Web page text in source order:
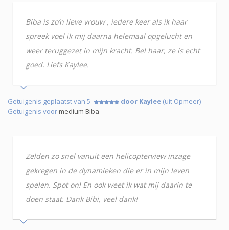
Biba is zo’n lieve vrouw , iedere keer als ik haar
spreek voel ik mij daarna helemaal opgelucht en
weer teruggezet in mijn kracht. Bel haar, ze is echt
goed. Liefs Kaylee.
Getuigenis geplaatst van 5 door Kaylee (uit Opmeer)
Getuigenis voormedium Biba
Zelden zo snel vanuit een helicopterview inzage
gekregen in de dynamieken die er in mijn leven
spelen. Spot on! En ook weet ik wat mij daarin te
doen staat. Dank Bibi, veel dank!